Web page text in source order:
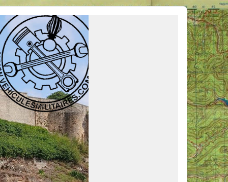
venir en aide, ou simplement partager vos activités.